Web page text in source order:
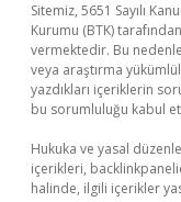
Sitemiz, 5651 Sayılı
Kurumu (BTK)
vermektedir. Bu
veya araştırma
yazdıkları içeriklerin
bu sorumluluğu kabul
Hukuka ve yasal
içerikleri,
halinde, ilgili içerikler